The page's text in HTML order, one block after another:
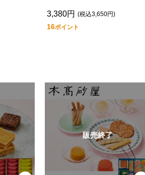
3,380円 (税込3,650円)
16ポイント
販売終了